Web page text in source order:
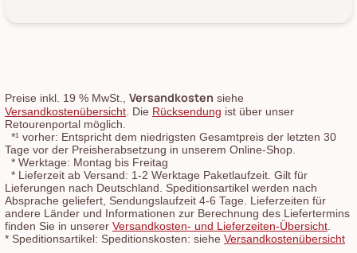
Preise inkl. 19 % MwSt., Versandkosten siehe
Versandkostenübersicht. Die Rücksendung ist über unser
Retourenportal möglich.
*¹ vorher: Entspricht dem niedrigsten Gesamtpreis der letzten 30
Tage vor der Preisherabsetzung in unserem Online-Shop.
* Werktage: Montag bis Freitag
* Lieferzeit ab Versand: 1-2 Werktage Paketlaufzeit. Gilt für
Lieferungen nach Deutschland. Speditionsartikel werden nach
Absprache geliefert, Sendungslaufzeit 4-6 Tage. Lieferzeiten für
andere Länder und Informationen zur Berechnung des Liefertermins
finden Sie in unserer Versandkosten- und Lieferzeiten-Übersicht.
* Speditionsartikel: Speditionskosten: siehe Versandkostenübersicht